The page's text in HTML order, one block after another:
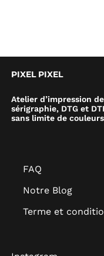
PIXEL PIXEL
Atelier d’impression
sérigraphie, DTG et
sans limite de
FAQ
Notre Blog
Terme et